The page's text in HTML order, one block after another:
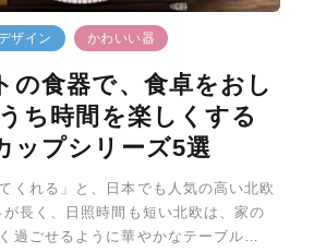
ザイン かわいい器
の食器で、食卓をおし
ち時間を楽しくする
ップシリーズ5選
くれる」と、日本でも人気の高い北欧
長く、日照時間も短い北欧は、家の
過ごせるように華やかなテーブル…